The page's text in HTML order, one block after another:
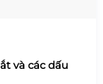
và các dấu